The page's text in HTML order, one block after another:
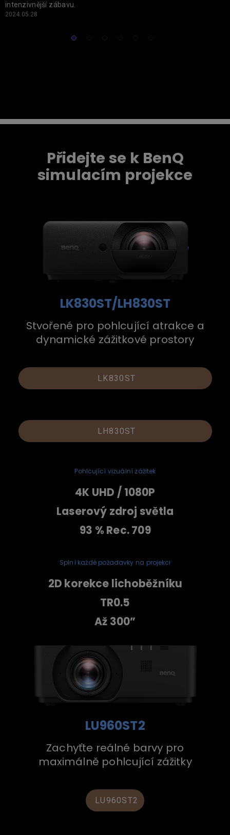
intenzivnější zábavu.
2024.05.28
Přidejte se k BenQ
simulacím projekce
LK830ST/LH830ST
Stvořené pro pohlcující atrakce a
dynamické zážitkové prostory
LK830ST
LH830ST
Pohlcující vizuální zážitek
4K UHD / 1080P
Laserový zdroj světla
93 % Rec. 709
Splní každé požadavky na projekci
2D korekce lichoběžníku
TR0.5
Až 300”
LU960ST2
Zachyťte reálné barvy pro
maximálně pohlcující zážitky
LU960ST2